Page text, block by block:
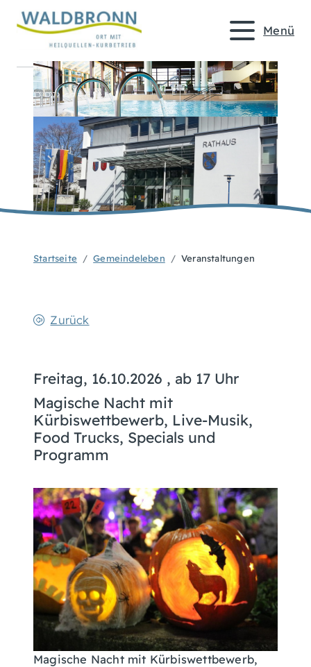
Menü
Startseite Gemeindeleben Veranstaltungen
Zurück
Freitag, 16.10.2026 , ab 17 Uhr
Magische Nacht mit
Kürbiswettbewerb, Live-Musik,
Food Trucks, Specials und
Programm
Magische Nacht mit Kürbiswettbewerb,